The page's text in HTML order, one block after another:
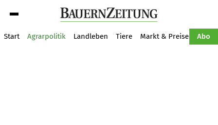
Start Agrarpolitik Landleben Tiere Markt & Preise Abo